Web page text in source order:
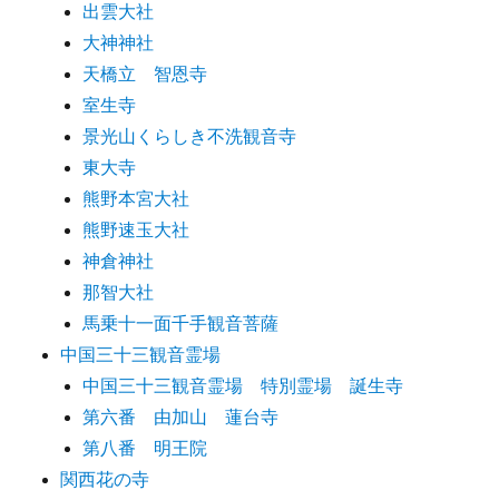
出雲大社
大神神社
天橋立 智恩寺
室生寺
景光山くらしき不洗観音寺
東大寺
熊野本宮大社
熊野速玉大社
神倉神社
那智大社
馬乗十一面千手観音菩薩
中国三十三観音霊場
中国三十三観音霊場 特別霊場 誕生寺
第六番 由加山 蓮台寺
第八番 明王院
関西花の寺